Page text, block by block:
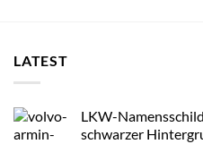
LATEST
LKW-
schwarzer